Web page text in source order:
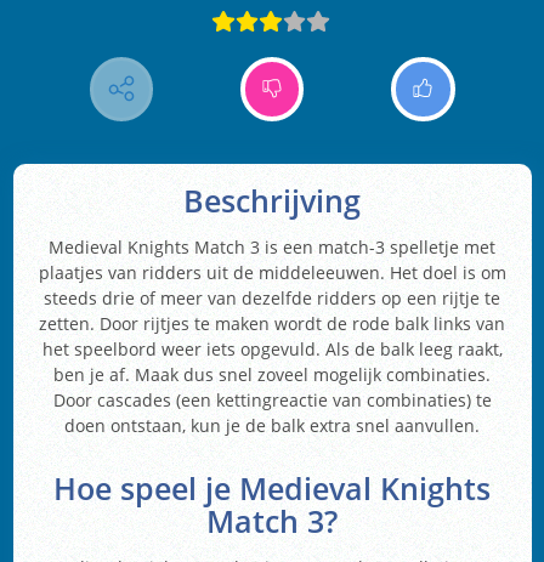
Beschrijving
Medieval Knights Match 3 is een match-3 spelletje met
plaatjes van ridders uit de middeleeuwen. Het doel is om
steeds drie of meer van dezelfde ridders op een rijtje te
zetten. Door rijtjes te maken wordt de rode balk links van
het speelbord weer iets opgevuld. Als de balk leeg raakt,
ben je af. Maak dus snel zoveel mogelijk combinaties.
Door cascades (een kettingreactie van combinaties) te
doen ontstaan, kun je de balk extra snel aanvullen.
Hoe speel je Medieval Knights
Match 3?